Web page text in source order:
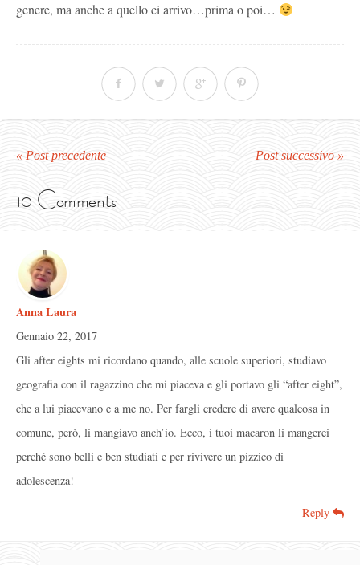
genere, ma anche a quello ci arrivo…prima o poi…
« Post precedente Post successivo »
10 Comments
Anna Laura
Gennaio 22, 2017
Gli after eights mi ricordano quando, alle scuole superiori, studiavo
geografia con il ragazzino che mi piaceva e gli portavo gli “after eight”,
che a lui piacevano e a me no. Per fargli credere di avere qualcosa in
comune, però, li mangiavo anch’io. Ecco, i tuoi macaron li mangerei
perché sono belli e ben studiati e per rivivere un pizzico di
adolescenza!
Reply